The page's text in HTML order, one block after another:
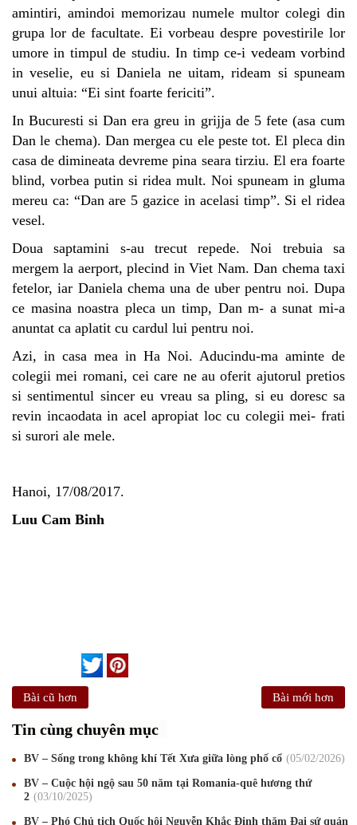
amintiri, amindoi memorizau numele multor colegi din
grupa lor de facultate. Ei vorbeau despre povestirile lor
umore in timpul de studiu. In timp ce-i vedeam vorbind
in veselie, eu si Daniela ne uitam, rideam si spuneam
unui altuia: “Ei sint foarte fericiti”.
In Bucuresti si Dan era greu in grijja de 5 fete (asa cum
Dan le chema). Dan mergea cu ele peste tot. El pleca din
casa de dimineata devreme pina seara tirziu. El era foarte
blind, vorbea putin si ridea mult. Noi spuneam in gluma
mereu ca: “Dan are 5 gazice in acelasi timp”. Si el ridea
vesel.
Doua saptamini s-au trecut repede. Noi trebuia sa
mergem la aerport, plecind in Viet Nam. Dan chema taxi
fetelor, iar Daniela chema una de uber pentru noi. Dupa
ce masina noastra pleca un timp, Dan m- a sunat mi-a
anuntat ca aplatit cu cardul lui pentru noi.
Azi, in casa mea in Ha Noi. Aducindu-ma aminte de
colegii mei romani, cei care ne au oferit ajutorul pretios
si sentimentul sincer eu vreau sa pling, si eu doresc sa
revin incaodata in acel apropiat loc cu colegii mei- frati
si surori ale mele.
Hanoi, 17/08/2017.
Luu Cam Binh
Bài cũ hơn Bài mới hơn
Tin cùng chuyên mục
BV – Sống trong không khí Tết Xưa giữa lòng phố cổ 05/02/2026
BV – Cuộc hội ngộ sau 50 năm tại Romania-quê hương thứ
2
03/10/2025
BV – Phó Chủ tịch Quốc hội Nguyễn Khắc Định thăm Đại sứ quán